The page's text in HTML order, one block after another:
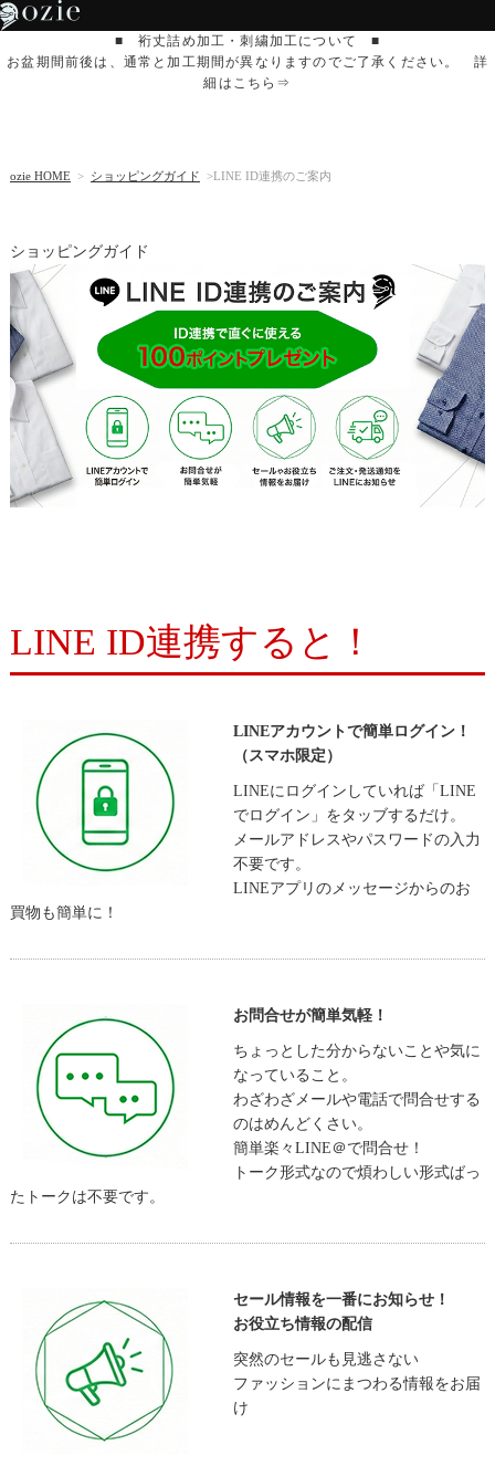
■ 裄丈詰め加工・刺繍加工について ■
お盆期間前後は、通常と加工期間が異なりますのでご了承ください。 詳
細はこちら⇒
ozie HOME> ショッピングガイド >LINE ID連携のご案内
LINE ID連携すると！
LINEアカウントで簡単ログイン！
（スマホ限定）
LINEにログインしていれば「LINE
でログイン」をタッブするだけ。
メールアドレスやパスワードの入力
不要です。
LINEアプリのメッセージからのお
買物も簡単に！
お問合せが簡単気軽！
ちょっとした分からないことや気に
なっていること。
わざわざメールや電話で問合せする
のはめんどくさい。
簡単楽々LINE＠で問合せ！
トーク形式なので煩わしい形式ばっ
たトークは不要です。
セール情報を一番にお知らせ！
お役立ち情報の配信
突然のセールも見逃さない
ファッションにまつわる情報をお届
け